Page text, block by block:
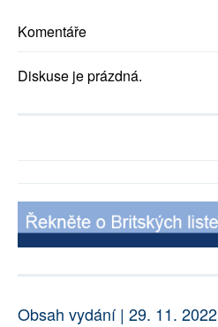
Komentáře
Diskuse je prázdná.
Obsah vydání | 29. 11. 2022